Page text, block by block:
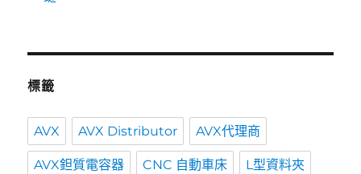
標籤
AVX AVX Distributor AVX代理商
AVX鉭質電容器 CNC 自動車床 L型資料夾